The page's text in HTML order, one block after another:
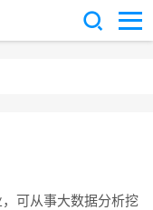
可从事大数据分析挖